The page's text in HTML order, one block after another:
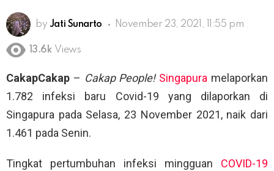
by Jati Sunarto November 23, 2021, 11:55 pm
13.6k Views
CakapCakap – Cakap People! Singapura melaporkan
1.782 infeksi baru Covid-19 yang dilaporkan di
Singapura pada Selasa, 23 November 2021, naik dari
1.461 pada Senin.
Tingkat pertumbuhan infeksi mingguan COVID-19